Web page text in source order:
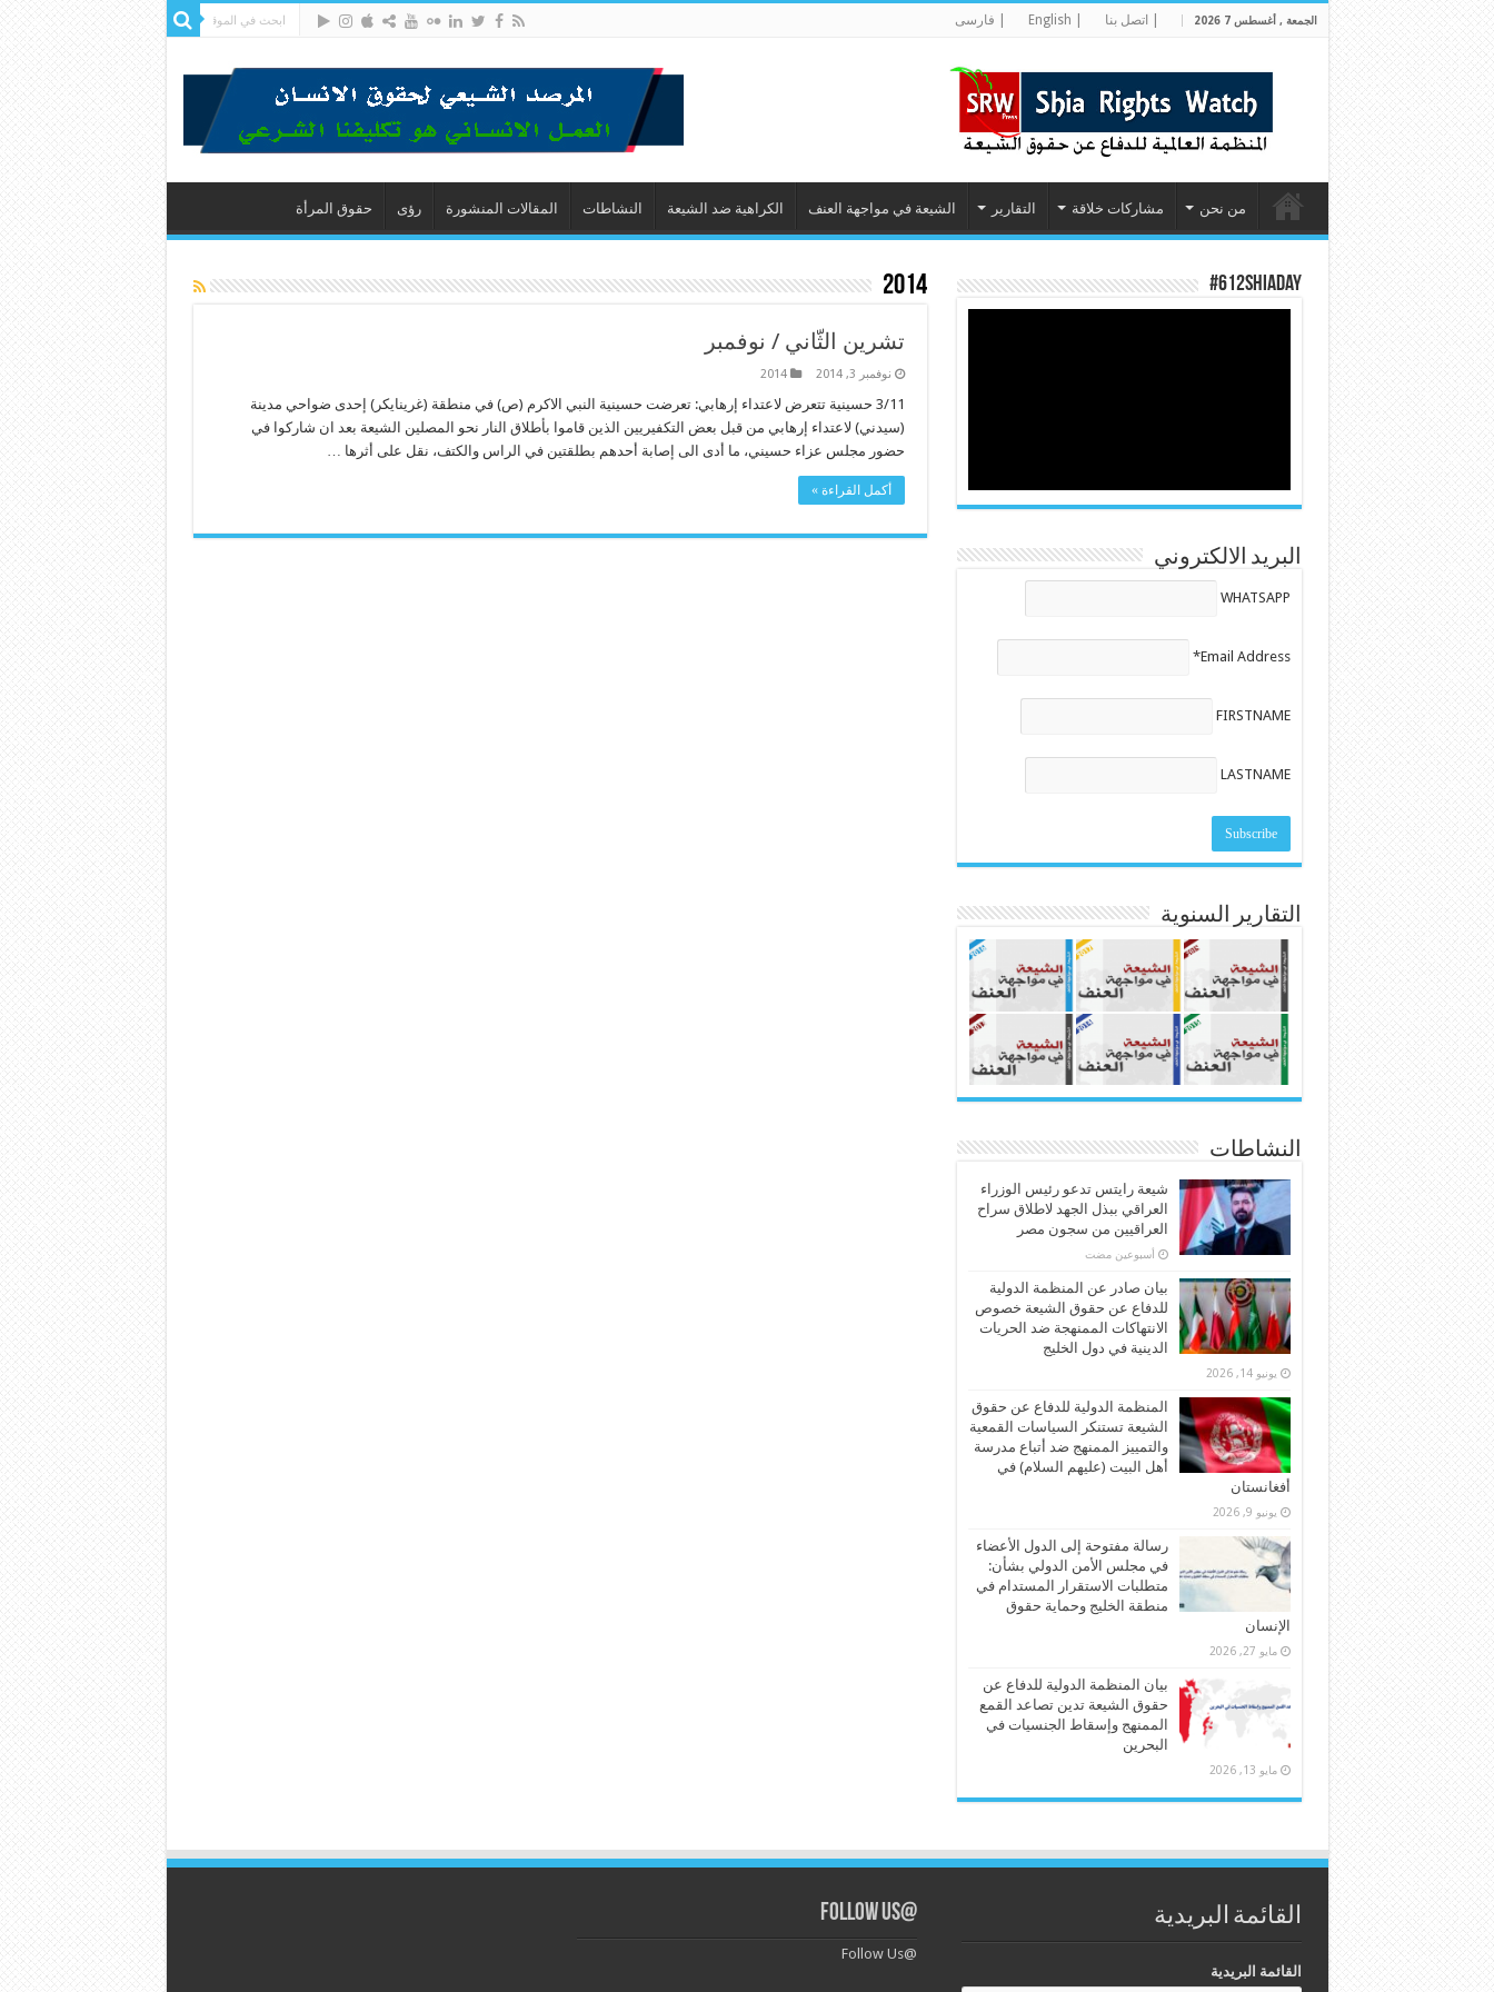
الجمعة , أغسطس 7 2026 | اتصل بنا | فارسى
من نحن مشاركات خلاقة التقارير الشيعة في مواجهة العنف الكراهية ضد الشيعة النشاطات المقالات المنشورة رؤى حقوق المرأة
2014
تشرين الثّاني / نوفمبر
نوفمبر 3, 2014 2014
3/11 حسينية تتعرض لاعتداء إرهابي: تعرضت حسينية النبي الاكرم (ص) في منطقة (غرينايكر) إحدى ضواحي مدينة
(سيدني) لاعتداء إرهابي من قبل بعض التكفيريين الذين قاموا بأطلاق النار نحو المصلين الشيعة بعد ان شاركوا في
حضور مجلس عزاء حسيني، ما أدى الى إصابة أحدهم بطلقتين في الراس والكتف، نقل على أثرها …
أكمل القراءة »
#612ShiaDay
البريد الالكتروني
WHATSAPP
Email Address*
FIRSTNAME
LASTNAME
التقارير السنوية
النشاطات
شيعة رايتس تدعو رئيس الوزراء
العراقي ببذل الجهد لاطلاق سراح
العراقيين من سجون مصر
‏أسبوعين مضت
بيان صادر عن المنظمة الدولية
للدفاع عن حقوق الشيعة خصوص
الانتهاكات الممنهجة ضد الحريات
الدينية في دول الخليج
يونيو 14, 2026
المنظمة الدولية للدفاع عن حقوق
الشيعة تستنكر السياسات القمعية
والتمييز الممنهج ضد أتباع مدرسة
أهل البيت (عليهم السلام) في
أفغانستان
يونيو 9, 2026
رسالة مفتوحة إلى الدول الأعضاء
في مجلس الأمن الدولي بشأن:
متطلبات الاستقرار المستدام في
منطقة الخليج وحماية حقوق
الإنسان
مايو 27, 2026
بيان المنظمة الدولية للدفاع عن
حقوق الشيعة تدين تصاعد القمع
الممنهج وإسقاط الجنسيات في
البحرين
مايو 13, 2026
القائمة البريدية
القائمة البريدية
@Follow Us
@Follow Us